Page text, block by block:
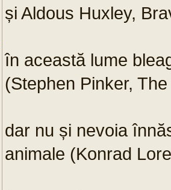
și Aldous Huxley,
în această lume
(Stephen Pinker,
dar nu și nevoia
animale (Konrad